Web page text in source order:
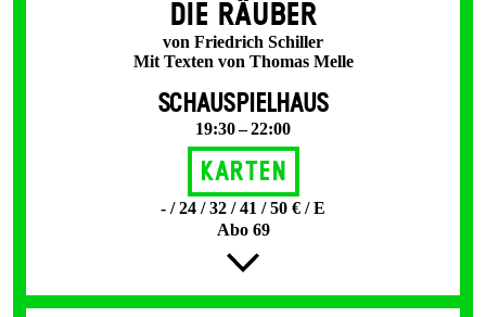
DIE RÄUBER
von Friedrich Schiller
Mit Texten von Thomas Melle
SCHAUSPIELHAUS
19:30 – 22:00
Karten
- / 24 / 32 / 41 / 50 € / E
Abo 69